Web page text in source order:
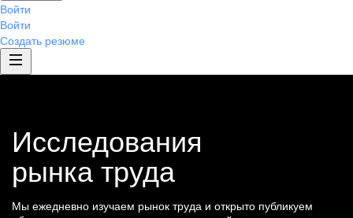
Войти
Войти
Создать резюме
Исследования
рынка труда
Мы ежедневно изучаем рынок труда и открыто публикуем